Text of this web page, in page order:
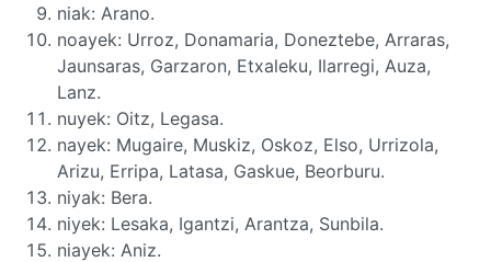
niak: Arano.
noayek: Urroz, Donamaria, Doneztebe, Arraras,
Jaunsaras, Garzaron, Etxaleku, Ilarregi, Auza,
Lanz.
nuyek: Oitz, Legasa.
nayek: Mugaire, Muskiz, Oskoz, Elso, Urrizola,
Arizu, Erripa, Latasa, Gaskue, Beorburu.
niyak: Bera.
niyek: Lesaka, Igantzi, Arantza, Sunbila.
niayek: Aniz.